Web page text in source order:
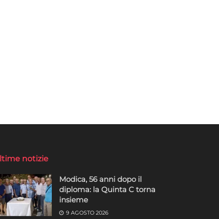
notizie
Modica, 56 anni dopo il
diploma: la Quinta C torna
insieme
9 AGOSTO 2026